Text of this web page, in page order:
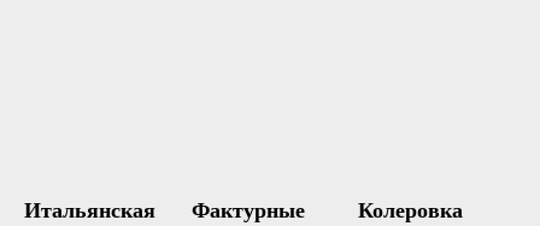
Итальянская
Фактурные
Колеровка